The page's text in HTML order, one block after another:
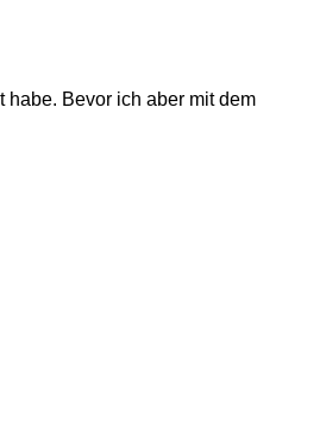
habe. Bevor ich aber mit dem